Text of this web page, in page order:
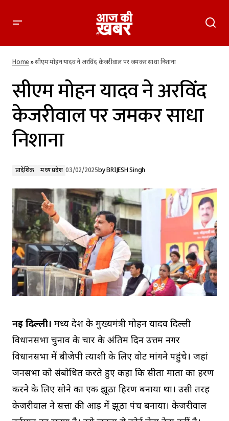
सीएम मोहन यादव ने अरविंद केजरीवाल पर जमकर साधा निशाना
Home»सीएम मोहन यादव ने अरविंद केजरीवाल पर जमकर साधा निशाना
सीएम मोहन यादव ने अरविंद
केजरीवाल पर जमकर साधा
निशाना
प्रादेशिक मध्य प्रदेश 03/02/2025byBRIJESH Singh
नई दिल्ली। मध्य प्रदेश के मुख्यमंत्री मोहन यादव दिल्ली
विधानसभा चुनाव के प्रचार के अंतिम दिन उत्तम नगर
विधानसभा में बीजेपी प्रत्याशी के लिए वोट मांगने पहुंचे। जहां
जनसभा को संबोधित करते हुए कहा कि सीता माता का हरण
करने के लिए सोने का एक झूठा हिरण बनाया था। उसी तरह
केजरीवाल ने सत्ता की आड़ में झूठा प्रपंच बनाया। केजरीवाल